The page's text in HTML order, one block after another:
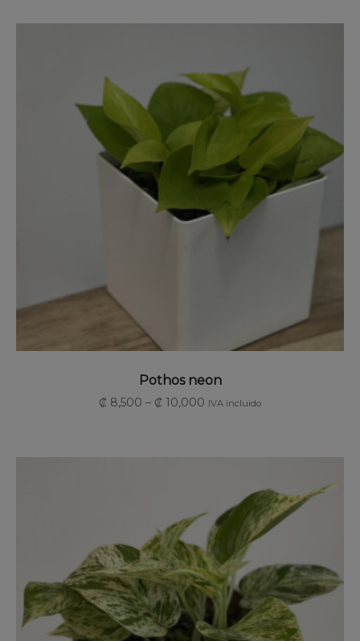
SELECCIONAR OPCIONES
Pothos neon
₡ 8,500 – ₡ 10,000 IVA incluido